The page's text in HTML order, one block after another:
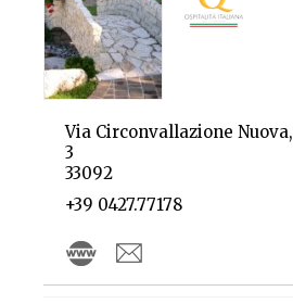
Via Circonvallazione Nuova,
3
33092
+39 0427.77178